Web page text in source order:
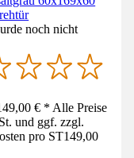
noch nicht
€ * Alle Preise
und ggf. zzgl.
pro ST149,00